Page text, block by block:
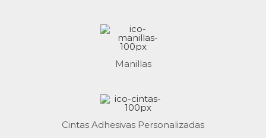
Manillas
Cintas Adhesivas Personalizadas